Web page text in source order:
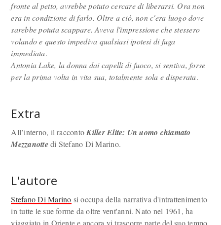
fronte al petto, avrebbe potuto cercare di liberarsi. Ora non
era in condizione di farlo. Oltre a ciò, non c'era luogo dove
sarebbe potuta scappare. Aveva l'impressione che stessero
volando e questo impediva qualsiasi ipotesi di fuga
immediata.
Antonia Lake, la donna dai capelli di fuoco, si sentiva, forse
per la prima volta in vita sua, totalmente sola e disperata.
Extra
All’interno, il racconto Killer Elite: Un uomo chiamato
Mezzanottedi Stefano Di Marino.
L'autore
Stefano Di Marino si occupa della narrativa d'intrattenimento
in tutte le sue forme da oltre vent'anni. Nato nel 1961, ha
viaggiato in Oriente e ancora vi trascorre parte del suo tempo.